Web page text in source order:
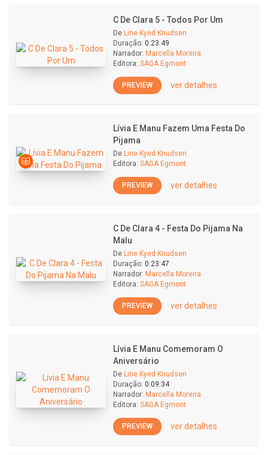
C De Clara 5 - Todos Por Um
De Line Kyed Knudsen
Duração: 0:23:49
Narrador: Marcella Moreira
Editora: SAGA Egmont
PREVIEW ver detalhes
Lívia E Manu Fazem Uma Festa Do
Pijama
De Line Kyed Knudsen
Editora: SAGA Egmont
PREVIEW ver detalhes
C De Clara 4 - Festa Do Pijama Na
Malu
De Line Kyed Knudsen
Duração: 0:23:47
Narrador: Marcella Moreira
Editora: SAGA Egmont
PREVIEW ver detalhes
Lívia E Manu Comemoram O
Aniversário
De Line Kyed Knudsen
Duração: 0:09:34
Narrador: Marcella Moreira
Editora: SAGA Egmont
PREVIEW ver detalhes